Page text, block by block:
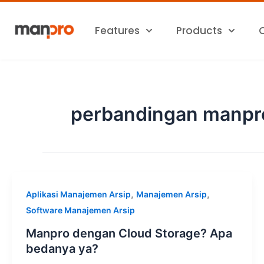
content
Features Products
perbandingan
Aplikasi Manajemen Arsip, Manajemen Arsip,
Software Manajemen Arsip
Manpro dengan Cloud Storage? Apa
bedanya ya?